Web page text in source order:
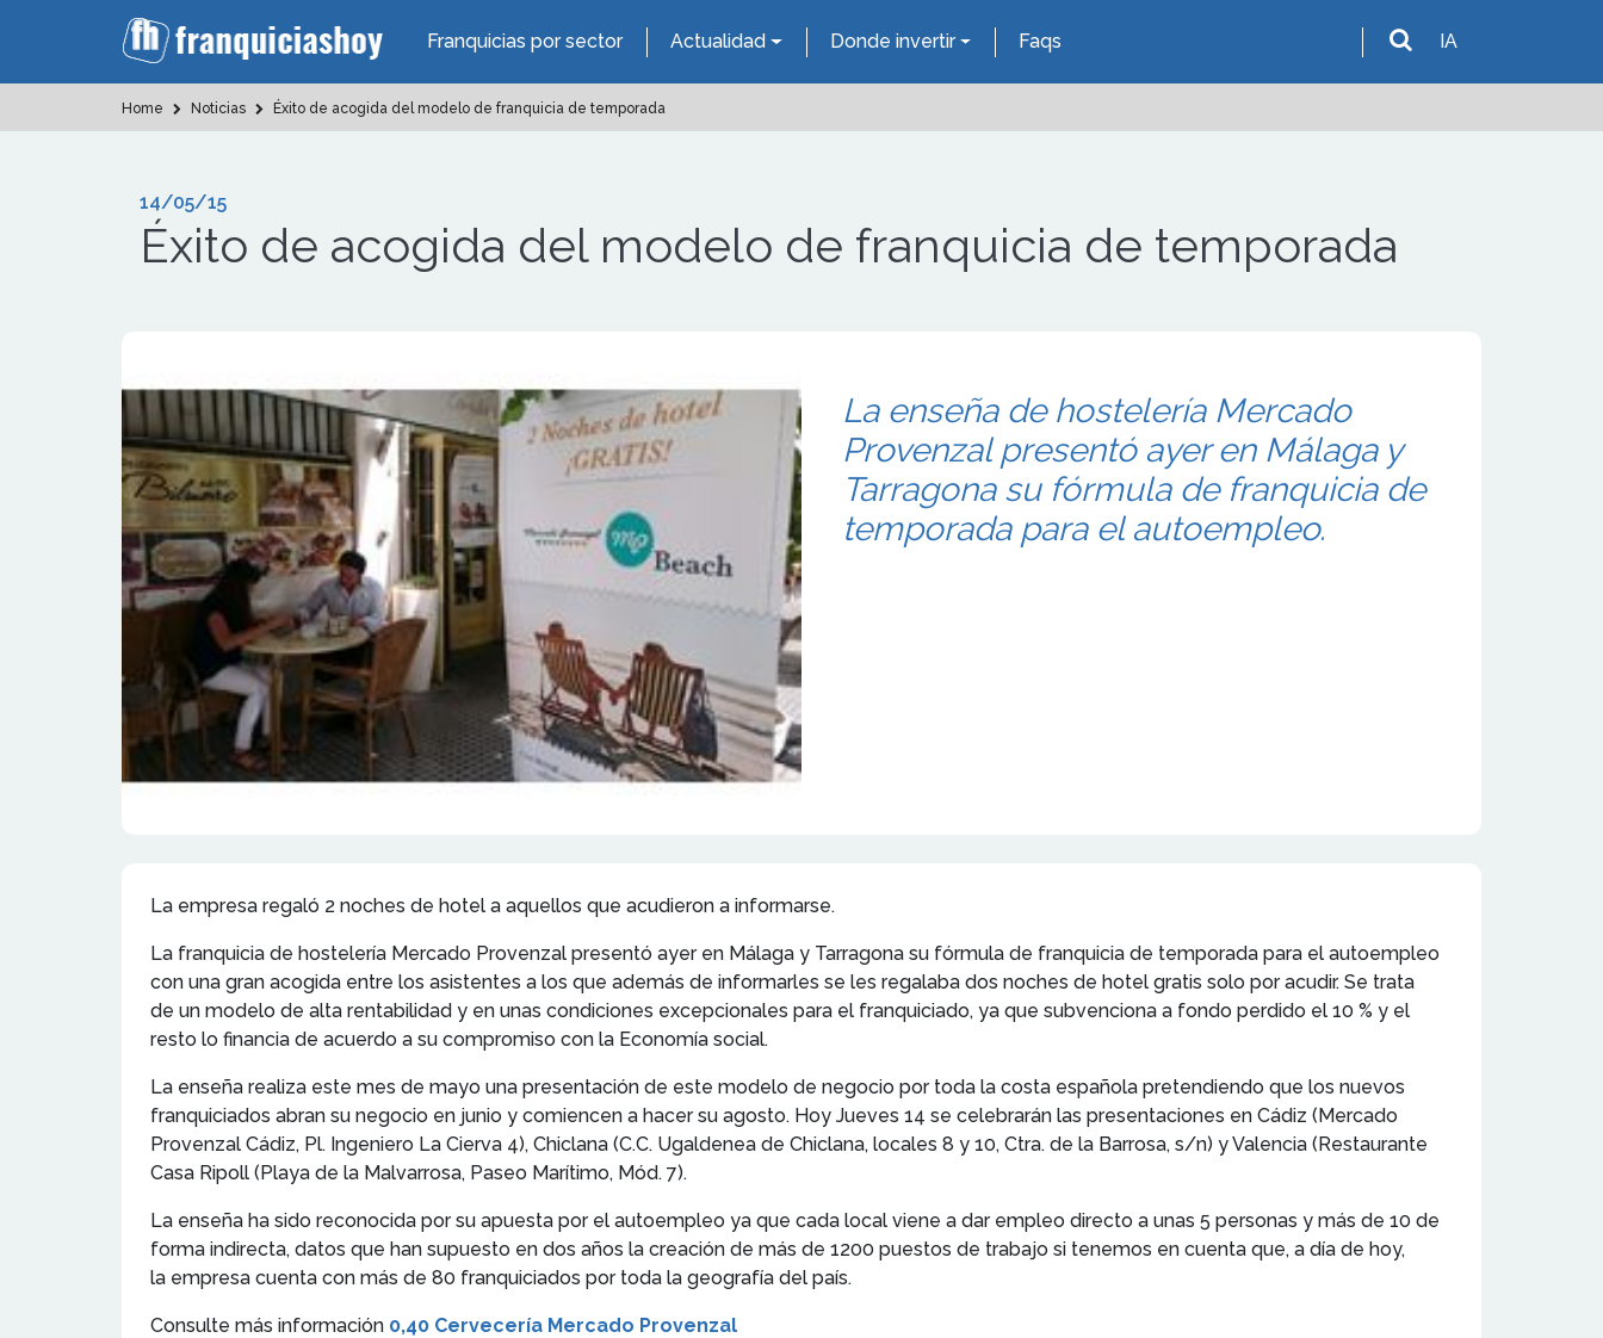
Franquicias por sector Actualidad Donde invertir Faqs IA
Home Noticias Éxito de acogida del modelo de franquicia de temporada
14/05/15
Éxito de acogida del modelo de franquicia de temporada
La enseña de hostelería Mercado
Provenzal presentó ayer en Málaga y
Tarragona su fórmula de franquicia de
temporada para el autoempleo.
La empresa regaló 2 noches de hotel a aquellos que acudieron a informarse.
La franquicia de hostelería Mercado Provenzal presentó ayer en Málaga y Tarragona su fórmula de franquicia de temporada para el autoempleo
con una gran acogida entre los asistentes a los que además de informarles se les regalaba dos noches de hotel gratis solo por acudir. Se trata
de un modelo de alta rentabilidad y en unas condiciones excepcionales para el franquiciado, ya que subvenciona a fondo perdido el 10 % y el
resto lo financia de acuerdo a su compromiso con la Economía social.
La enseña realiza este mes de mayo una presentación de este modelo de negocio por toda la costa española pretendiendo que los nuevos
franquiciados abran su negocio en junio y comiencen a hacer su agosto. Hoy Jueves 14 se celebrarán las presentaciones en Cádiz (Mercado
Provenzal Cádiz, Pl. Ingeniero La Cierva 4), Chiclana (C.C. Ugaldenea de Chiclana, locales 8 y 10, Ctra. de la Barrosa, s/n) y Valencia (Restaurante
Casa Ripoll (Playa de la Malvarrosa, Paseo Marítimo, Mód. 7).
La enseña ha sido reconocida por su apuesta por el autoempleo ya que cada local viene a dar empleo directo a unas 5 personas y más de 10 de
forma indirecta, datos que han supuesto en dos años la creación de más de 1200 puestos de trabajo si tenemos en cuenta que, a día de hoy,
la empresa cuenta con más de 80 franquiciados por toda la geografía del país.
Consulte más información 0,40 Cervecería Mercado Provenzal